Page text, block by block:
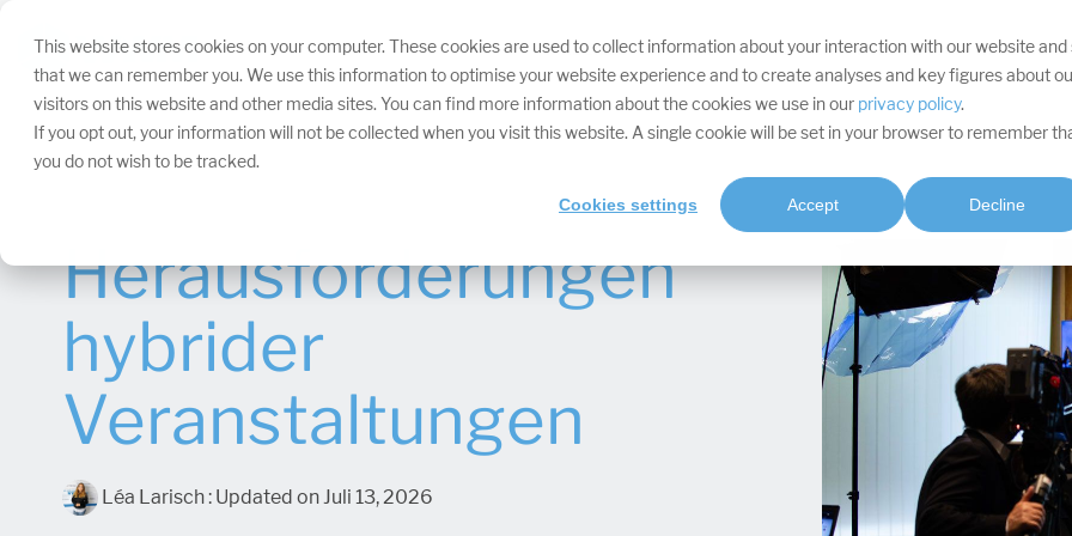
This website stores cookies on your computer. These cookies are used to collect information about your interaction with our website and
that we can remember you. We use this information to optimise your website experience and to create analyses and key figures about
visitors on this website and other media sites. You can find more information about the cookies we use in our privacy policy.
If you opt out, your information will not be collected when you visit this website. A single cookie will be set in your browser to remember
you do not wish to be tracked.
Cookies settings Accept Decline
überspringen.
IHRE ZIELE DIVISIONEN LEISTUNGEN PROJEKTE SOFTWARE
Herausforderungen
hybrider
Veranstaltungen
Léa Larisch:Updated on Juli 13, 2026